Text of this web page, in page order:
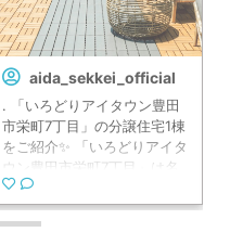
aida_sekkei_official
. 「いろどりアイタウン豊田
市栄町7丁目」の分譲住宅1棟
をご紹介✨ 「いろどりアイタ
ウン豊田市栄町7丁目」は名
鉄三河線『豊田市』駅より徒
歩9分。即入居が可能です♩